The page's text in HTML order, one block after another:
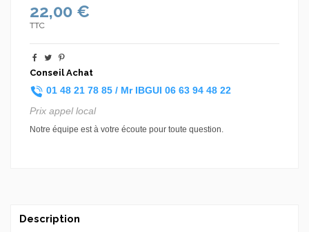
22,00 €
TTC
Conseil Achat
01 48 21 78 85 / Mr IBGUI 06 63 94 48 22
Prix appel local
Notre équipe est à votre écoute pour toute question.
Description